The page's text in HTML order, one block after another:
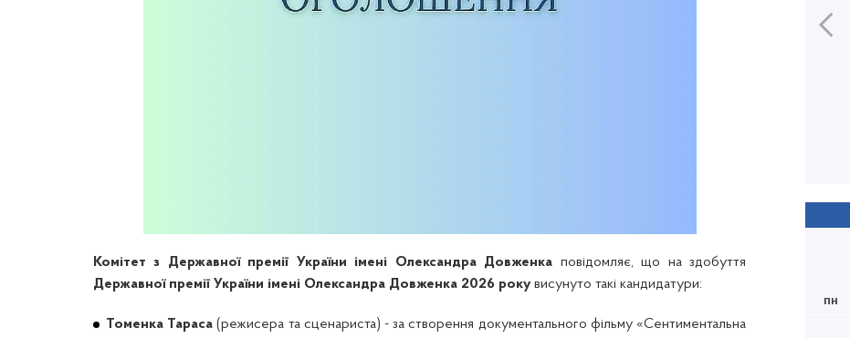
Комітет з Державної премії України імені Олександра Довженка повідомляє, що на здобуття
Державної премії України імені Олександра Довженка 2026 рокувисунуто такі кандидатури:
Томенка Тараса (режисера та сценариста) - за створення документального фільму «Сентиментальна
пн